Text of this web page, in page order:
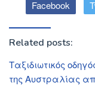
Facebook
Related posts:
Ταξιδιωτικός
της Αυστραλίας